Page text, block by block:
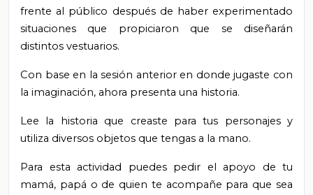
frente al público después de haber experimentado
situaciones que propiciaron que se diseñarán
distintos vestuarios.
Con base en la sesión anterior en donde jugaste con
la imaginación, ahora presenta una historia.
Lee la historia que creaste para tus personajes y
utiliza diversos objetos que tengas a la mano.
Para esta actividad puedes pedir el apoyo de tu
mamá, papá o de quien te acompañe para que sea